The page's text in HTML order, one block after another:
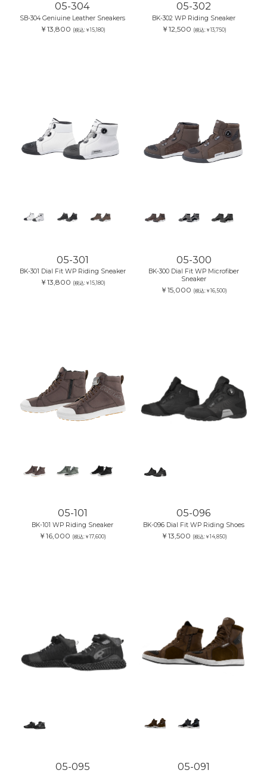
05-304
SB-304 Geniuine Leather Sneakers
￥13,800 (税込:￥15,180)
05-302
BK-302 WP Riding Sneaker
￥12,500 (税込:￥13,750)
05-301
BK-301 Dial Fit WP Riding Sneaker
￥13,800 (税込:￥15,180)
05-300
BK-300 Dial Fit WP Microfiber
Sneaker
￥15,000 (税込:￥16,500)
05-101
BK-101 WP Riding Sneaker
￥16,000 (税込:￥17,600)
05-096
BK-096 Dial Fit WP Riding Shoes
￥13,500 (税込:￥14,850)
05-095 05-091